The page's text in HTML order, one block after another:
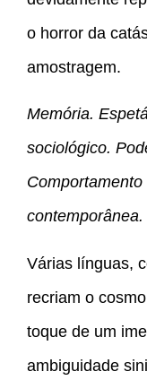
o horror da
amostragem.
Memória.
sociológico.
contemporânea.
Várias línguas,
recriam o
toque de um
ambiguidade